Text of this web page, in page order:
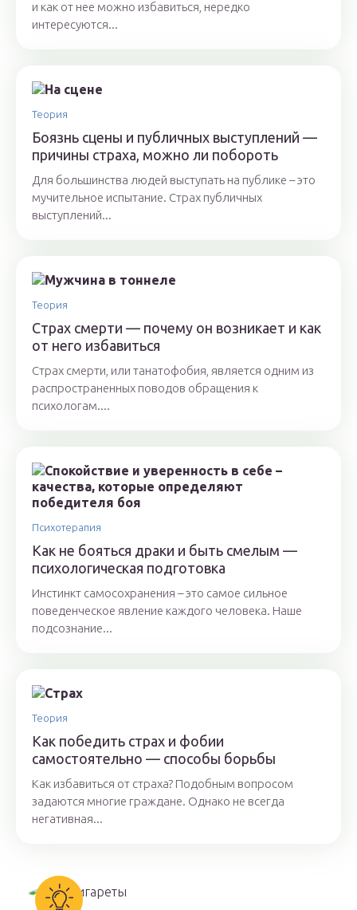
и как от нее можно избавиться, нередко
интересуются...
Теория
Боязнь сцены и публичных выступлений —
причины страха, можно ли побороть
Для большинства людей выступать на публике – это
мучительное испытание. Страх публичных
выступлений...
Теория
Cтрах смерти — почему он возникает и как
от него избавиться
Страх смерти, или танатофобия, является одним из
распространенных поводов обращения к
психологам....
Психотерапия
Как не бояться драки и быть смелым —
психологическая подготовка
Инстинкт самосохранения – это самое сильное
поведенческое явление каждого человека. Наше
подсознание...
Теория
Как победить страх и фобии
самостоятельно — способы борьбы
Как избавиться от страха? Подобным вопросом
задаются многие граждане. Однако не всегда
негативная...